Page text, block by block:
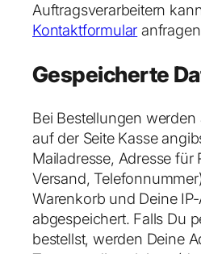
Auftragsverarbeitern
Kontaktformular
Gespeicherte
Bei Bestellungen werden
auf der Seite Kasse
Mailadresse, Adresse für
Versand,
Warenkorb und Deine
abgespeichert. Falls Du
bestellst, werden Deine